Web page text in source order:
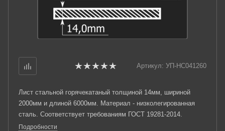
Артикул: УП-НС041260
Лист стальной горячекатаный толщиной 14мм, шириной
2000мм и длиной 6000мм. Материал - низколегированная
сталь. Соответствует требованиям ГОСТ 19281-2014.
Подробности